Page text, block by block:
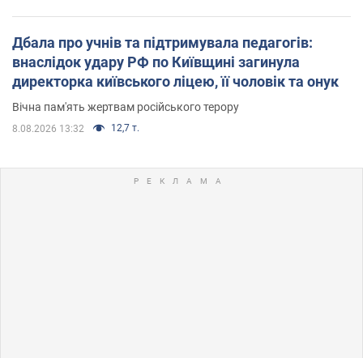
Дбала про учнів та підтримувала педагогів:
внаслідок удару РФ по Київщині загинула
директорка київського ліцею, її чоловік та онук
Вічна пам'ять жертвам російського терору
8.08.2026 13:32 12,7 т.